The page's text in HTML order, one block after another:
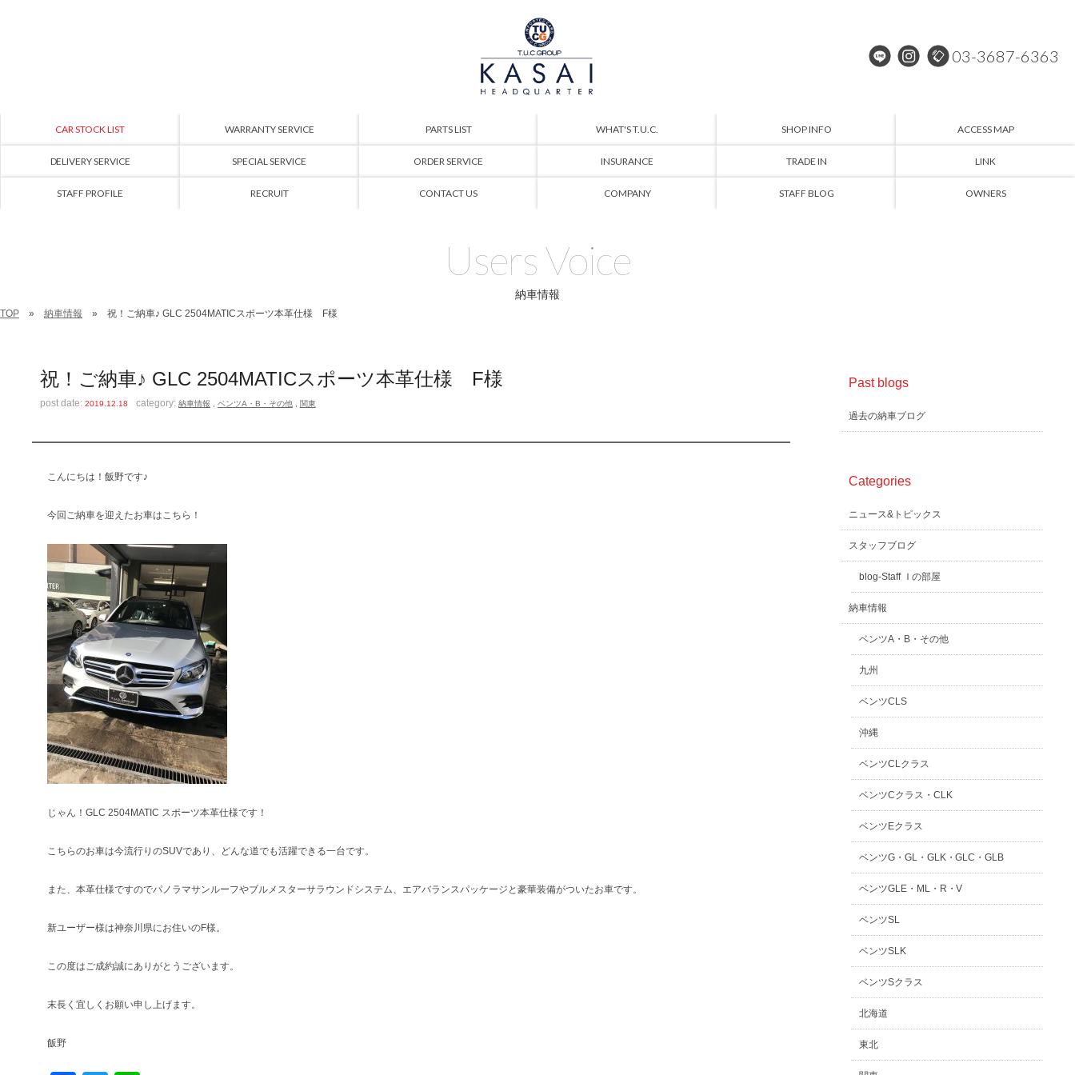
03-3687-6363
CAR STOCK LIST WARRANTY SERVICE PARTS LIST WHAT'S T.U.C. SHOP INFO ACCESS MAP
DELIVERY SERVICE SPECIAL SERVICE ORDER SERVICE INSURANCE TRADE IN LINK
STAFF PROFILE RECRUIT CONTACT US COMPANY STAFF BLOG OWNERS
Users Voice
納車情報
TOP 納車情報 祝！ご納車♪ GLC 2504MATICスポーツ本革仕様 F様
祝！ご納車♪ GLC 2504MATICスポーツ本革仕様 F様
post date:2019.12.18 category: 納車情報 ベンツA・B・その他, 関東
こんにちは！飯野です♪
今回ご納車を迎えたお車はこちら！
じゃん！GLC 2504MATIC スポーツ本革仕様です！
こちらのお車は今流行りのSUVであり、どんな道でも活躍できる一台です。
また、本革仕様ですのでパノラマサンルーフやブルメスターサラウンドシステム、エアバランスパッケージと豪華装備がついたお車です。
新ユーザー様は神奈川県にお住いのF様。
この度はご成約誠にありがとうございます。
末長く宜しくお願い申し上げます。
飯野
Past blogs
過去の納車ブログ
Categories
ニュース&トピックス
スタッフブログ
blog-Staff Ｉの部屋
納車情報
ベンツA・B・その他
九州
ベンツCLS
沖縄
ベンツCLクラス
ベンツCクラス・CLK
ベンツEクラス
ベンツG・GL・GLK・GLC・GLB
ベンツGLE・ML・R・V
ベンツSL
ベンツSLK
ベンツSクラス
北海道
東北